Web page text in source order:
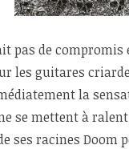
pas de
les guitares
la
se mettent à
ses racines